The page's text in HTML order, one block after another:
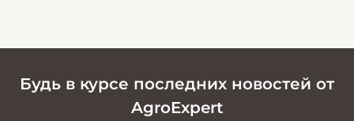
Будь в курсе последних новостей от
AgroExpert